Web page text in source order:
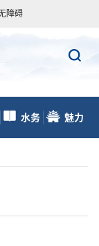
障碍
水务 魅力